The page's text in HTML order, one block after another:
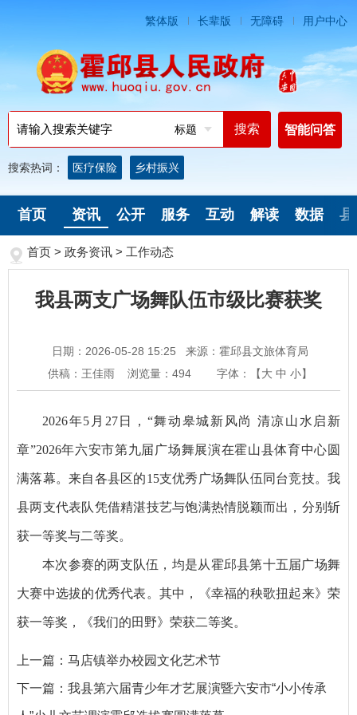
繁体版 长辈版 无障碍 用户中心
标题 智能问答
搜索热词： 医疗保险 乡村振兴
首页 资讯 公开 服务 互动 解读 数据 县
首页 > 政务资讯 > 工作动态
我县两支广场舞队伍市级比赛获奖
日期：2026-05-28 15:25
来源：霍邱县文旅体育局
供稿：王佳雨
浏览量： 494 字体：【大 中 小】
2026年5月27日，“舞动皋城新风尚 清凉山水启新
章”2026年六安市第九届广场舞展演在霍山县体育中心圆
满落幕。来自各县区的15支优秀广场舞队伍同台竞技。我
县两支代表队凭借精湛技艺与饱满热情脱颖而出，分别斩
获一等奖与二等奖。
本次参赛的两支队伍，均是从霍邱县第十五届广场舞
大赛中选拔的优秀代表。其中，《幸福的秧歌扭起来》荣
获一等奖，《我们的田野》荣获二等奖。
上一篇： 马店镇举办校园文化艺术节
下一篇： 我县第六届青少年才艺展演暨六安市“小小传承